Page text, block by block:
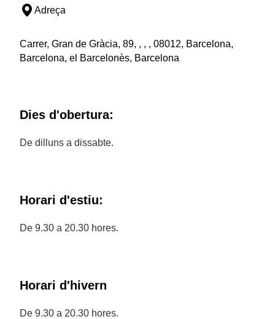
Adreça
Carrer, Gran de Gràcia, 89, , , , 08012, Barcelona,
Barcelona, el Barcelonès, Barcelona
Dies d'obertura:
De dilluns a dissabte.
Horari d'estiu:
De 9.30 a 20.30 hores.
Horari d'hivern
De 9.30 a 20.30 hores.